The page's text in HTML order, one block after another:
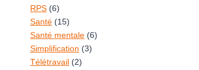
RPS (6)
Santé (15)
Santé mentale (6)
Simplification (3)
Télétravail (2)